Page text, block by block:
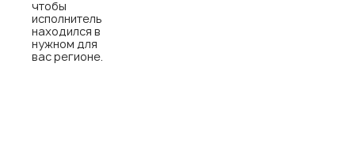
чтобы
исполнитель
находился в
нужном для
вас регионе.